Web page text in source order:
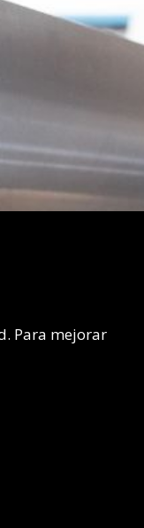
Para mejorar